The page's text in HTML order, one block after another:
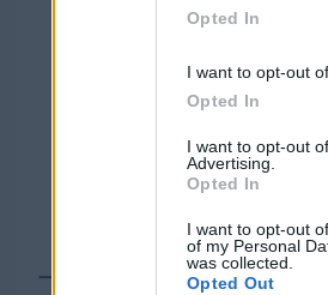
Opted In
I want to opt-out
Opted In
I want to opt-out
Advertising.
Opted In
I want to opt-out
of my Personal
was collected.
Opted Out